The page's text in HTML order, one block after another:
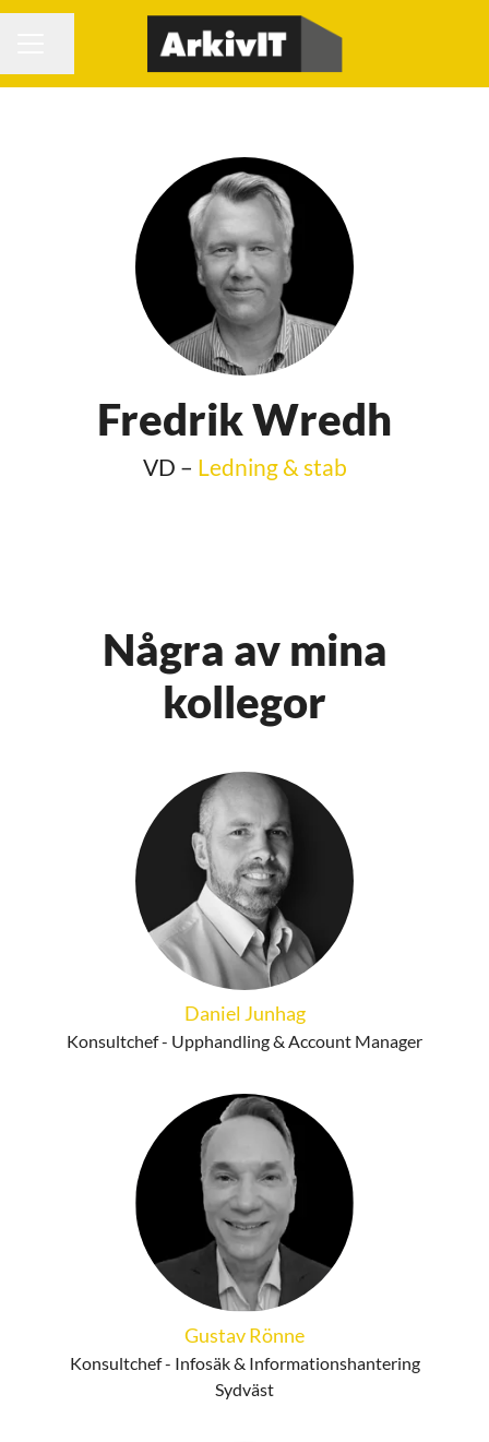
Fredrik Wredh
VD – Ledning & stab
Några av mina
kollegor
Daniel Junhag
Konsultchef - Upphandling & Account Manager
Gustav Rönne
Konsultchef - Infosäk & Informationshantering
Sydväst